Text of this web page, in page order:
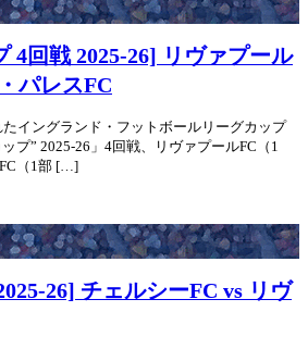
4回戦 2025-26] リヴァプール
パレスFC
イングランド・フットボールリーグカップ
プ” 2025-26」4回戦、リヴァプールFC（1
（1部 […]
26] チェルシーFC vs リヴ